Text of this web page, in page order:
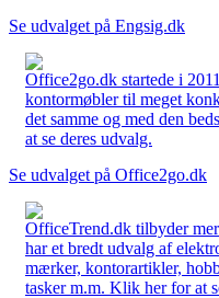
Se udvalget på Engsig.dk
Office2go.dk startede i
kontormøbler til meget
det samme og med den
at se deres udvalg.
Se udvalget på Office2go.dk
OfficeTrend.dk tilbyder
har et bredt udvalg af
mærker, kontorartikler,
tasker m.m. Klik her for at